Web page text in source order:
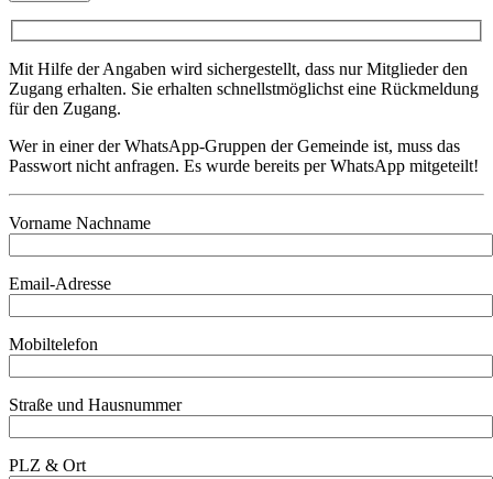
Mit Hilfe der Angaben wird sichergestellt, dass nur Mitglieder den
Zugang erhalten. Sie erhalten schnellstmöglichst eine Rückmeldung
für den Zugang.
Wer in einer der WhatsApp-Gruppen der Gemeinde ist, muss das
Passwort nicht anfragen. Es wurde bereits per WhatsApp mitgeteilt!
Vorname Nachname
Email-Adresse
Mobiltelefon
Straße und Hausnummer
PLZ & Ort